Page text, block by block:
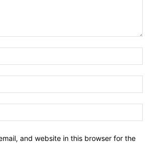
and website in this browser for the